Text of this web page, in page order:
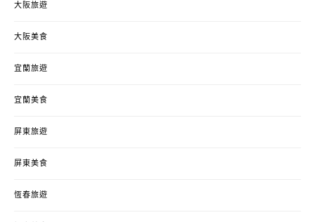
大阪旅遊
大阪美食
宜蘭旅遊
宜蘭美食
屏東旅遊
屏東美食
恆春旅遊